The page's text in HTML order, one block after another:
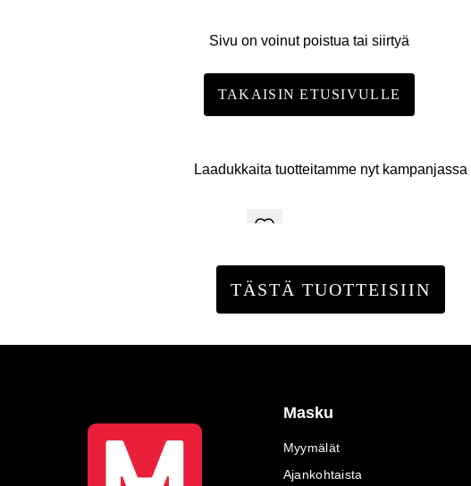
Sivu on voinut poistua tai siirtyä
TAKAISIN ETUSIVULLE
Laadukkaita tuotteitamme nyt kampanjassa
TÄSTÄ TUOTTEISIIN
Masku
Myymälät
Ajankohtaista